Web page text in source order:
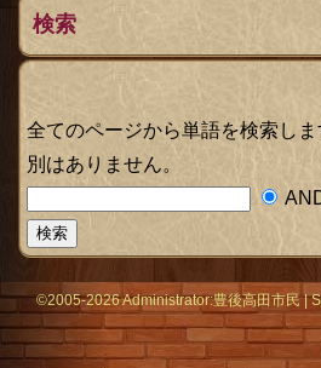
検索
全てのページから単語を検索し
別はありません。
©2005-2026 Administrator:豊後高田市民|